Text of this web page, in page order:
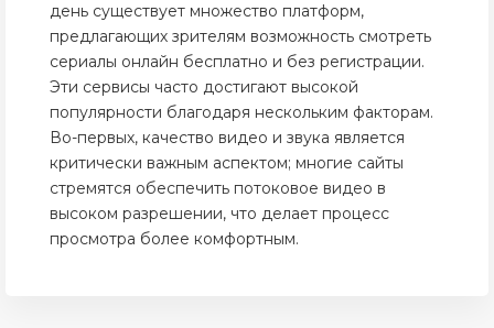
день существует множество платформ,
предлагающих зрителям возможность смотреть
сериалы онлайн бесплатно и без регистрации.
Эти сервисы часто достигают высокой
популярности благодаря нескольким факторам.
Во-первых, качество видео и звука является
критически важным аспектом; многие сайты
стремятся обеспечить потоковое видео в
высоком разрешении, что делает процесс
просмотра более комфортным.